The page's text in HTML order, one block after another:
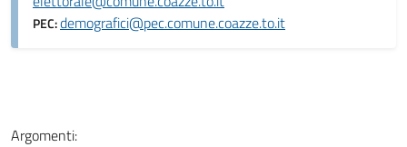
PEC:demografici@pec.comune.coazze.to.it
Argomenti: